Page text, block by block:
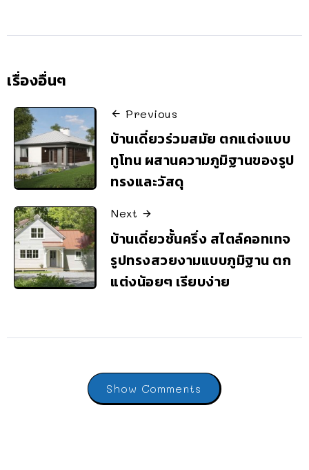
เรื่องอื่นๆ
Previous
บ้านเดี่ยวร่วมสมัย ตกแต่งแบบ
ทูโทน ผสานความภูมิฐานของรูป
ทรงและวัสดุ
Next
บ้านเดี่ยวชั้นครึ่ง สไตล์คอทเทจ
รูปทรงสวยงามแบบภูมิฐาน ตก
แต่งน้อยๆ เรียบง่าย
Show Comments